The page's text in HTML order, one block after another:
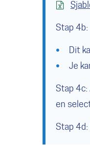
Stap
Dit
Je
Stap 4c:
en
Stap 4d: